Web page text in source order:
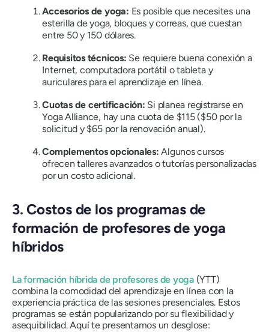
Accesorios de yoga: Es posible que necesites una
esterilla de yoga, bloques y correas, que cuestan
entre 50 y 150 dólares.
Requisitos técnicos: Se requiere buena conexión a
Internet, computadora portátil o tableta y
auriculares para el aprendizaje en línea.
Cuotas de certificación: Si planea registrarse en
Yoga Alliance, hay una cuota de $115 ($50 por la
solicitud y $65 por la renovación anual).
Complementos opcionales: Algunos cursos
ofrecen talleres avanzados o tutorías personalizadas
por un costo adicional.
3. Costos de los programas de
formación de profesores de yoga
híbridos
La formación híbrida de profesores de yoga(YTT)
combina la comodidad del aprendizaje en línea con la
experiencia práctica de las sesiones presenciales. Estos
programas se están popularizando por su flexibilidad y
asequibilidad. Aquí te presentamos un desglose: